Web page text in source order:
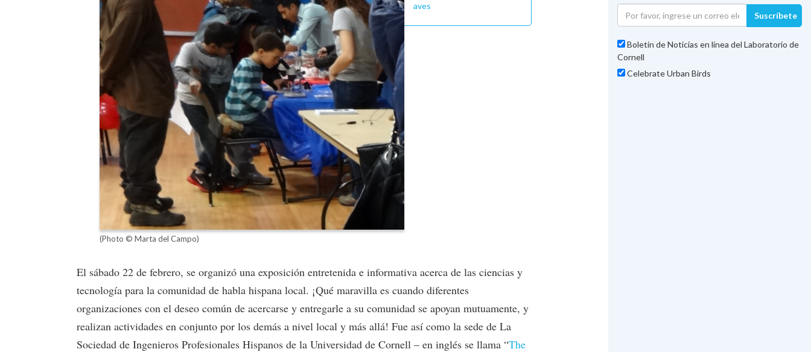
aves
(Photo © Marta del Campo)
El sábado 22 de febrero, se organizó una exposición entretenida e informativa acerca de las ciencias y
tecnología para la comunidad de habla hispana local. ¡Qué maravilla es cuando diferentes
organizaciones con el deseo común de acercarse y entregarle a su comunidad se apoyan mutuamente, y
realizan actividades en conjunto por los demás a nivel local y más allá! Fue así como la sede de La
Sociedad de Ingenieros Profesionales Hispanos de la Universidad de Cornell – en inglés se llama “The
Suscríbete
Boletín de Noticias en línea del Laboratorio de
Cornell
Celebrate Urban Birds